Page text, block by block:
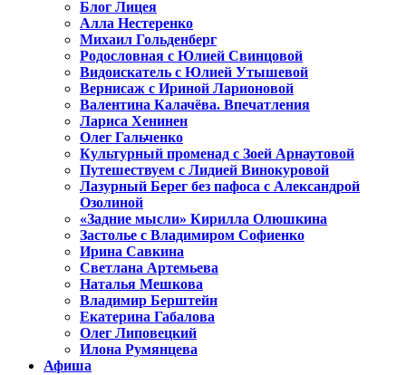
Блог Лицея
Алла Нестеренко
Михаил Гольденберг
Родословная с Юлией Свинцовой
Видоискатель с Юлией Утышевой
Вернисаж с Ириной Ларионовой
Валентина Калачёва. Впечатления
Лариса Хенинен
Олег Гальченко
Культурный променад с Зоей Арнаутовой
Путешествуем с Лидией Винокуровой
Лазурный Берег без пафоса с Александрой
Озолиной
«Задние мысли» Кирилла Олюшкина
Застолье с Владимиром Софиенко
Ирина Савкина
Светлана Артемьева
Наталья Мешкова
Владимир Берштейн
Екатерина Габалова
Олег Липовецкий
Илона Румянцева
Афиша